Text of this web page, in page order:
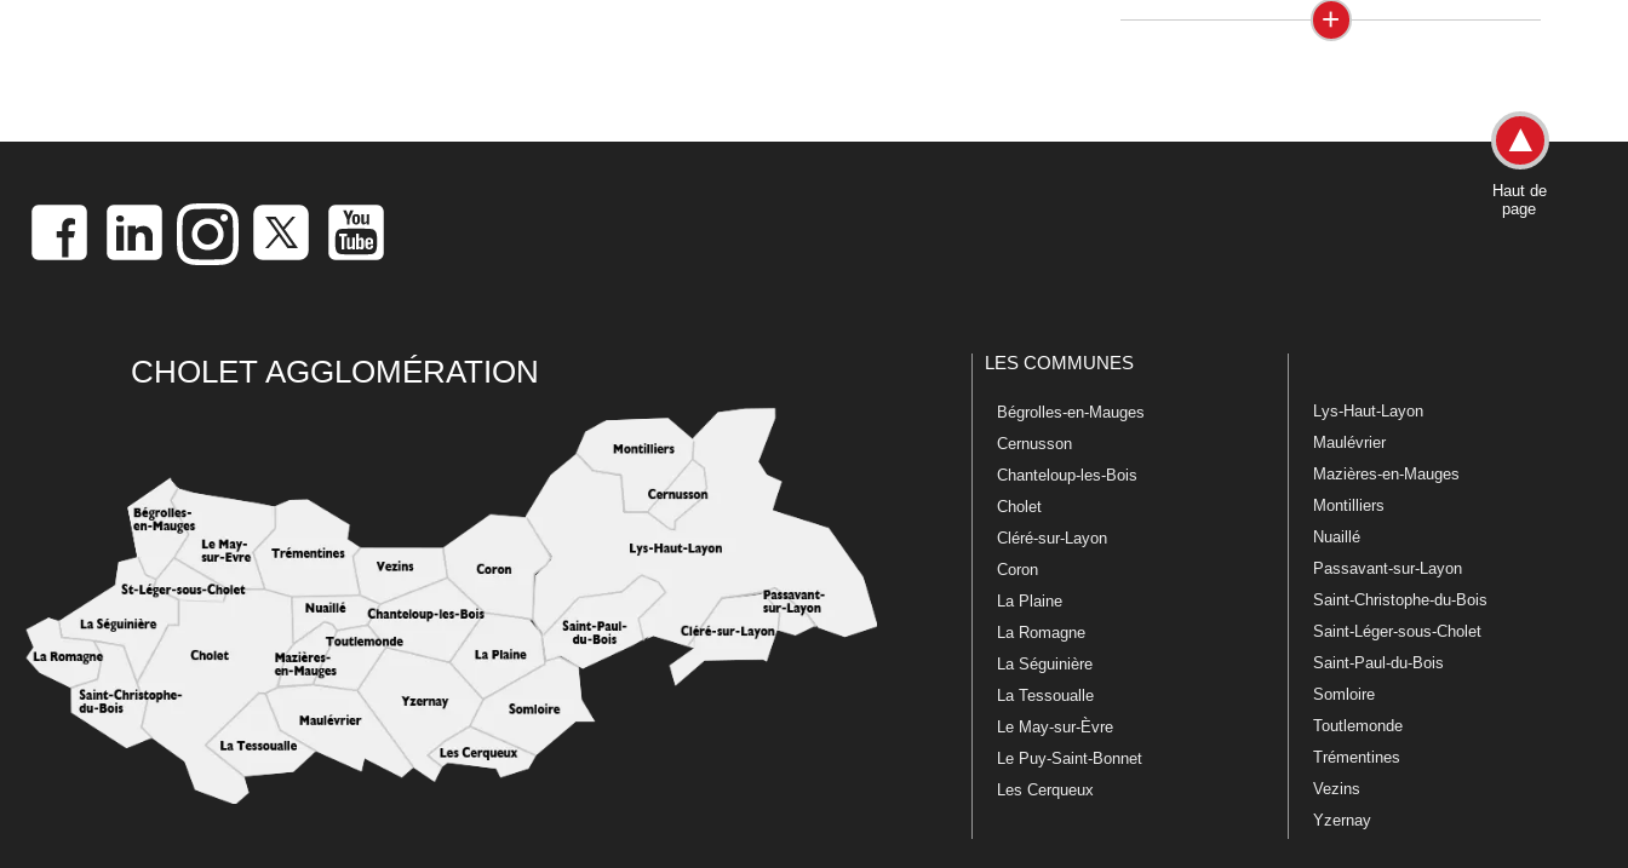
+
Haut de
page
CHOLET AGGLOMÉRATION LES COMMUNES
Bégrolles-en-Mauges
Cernusson
Chanteloup-les-Bois
Cholet
Cléré-sur-Layon
Coron
La Plaine
La Romagne
La Séguinière
La Tessoualle
Le May-sur-Èvre
Le Puy-Saint-Bonnet
Les Cerqueux
Lys-Haut-Layon
Maulévrier
Mazières-en-Mauges
Montilliers
Nuaillé
Passavant-sur-Layon
Saint-Christophe-du-Bois
Saint-Léger-sous-Cholet
Saint-Paul-du-Bois
Somloire
Toutlemonde
Trémentines
Vezins
Yzernay